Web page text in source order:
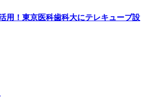
用！東京医科歯科大にテレキューブ設